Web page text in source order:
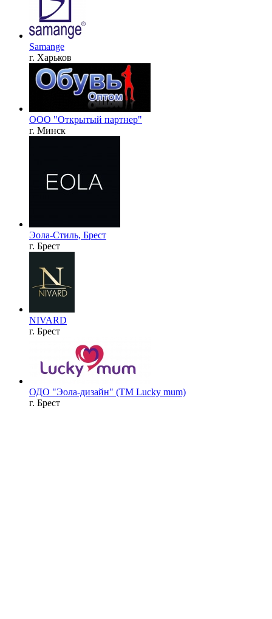
Samange
г. Харьков
ООО "Открытый партнер"
г. Минск
Эола-Стиль, Брест
г. Брест
NIVARD
г. Брест
ОДО "Эола-дизайн" (ТМ Lucky mum)
г. Брест